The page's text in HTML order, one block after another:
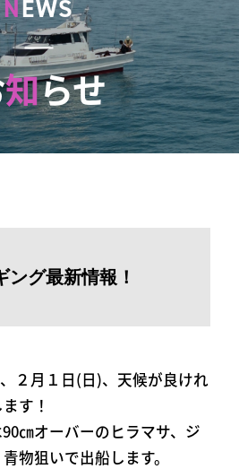
NEWS
知らせ
ング最新情報！
２月１日(日)、天候が良けれ
す！
㎝オーバーのヒラマサ、ジ
物狙いで出船します。